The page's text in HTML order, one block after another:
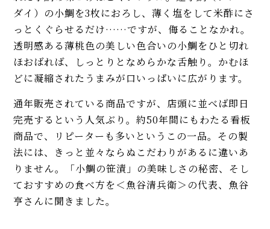
ダイ）の小鯛を3枚におろし、薄く塩をして米酢にさ
っとくぐらせるだけ……ですが、侮ることなかれ。
透明感ある薄桃色の美しい色合いの小鯛をひと切れ
ほおばれば、しっとりとなめらかな舌触り。かむほ
どに凝縮されたうまみが口いっぱいに広がります。
通年販売されている商品ですが、店頭に並べば即日
完売するという人気ぶり。約50年間にもわたる看板
商品で、リピーターも多いというこの一品。その製
法には、きっと並々ならぬこだわりがあるに違いあ
りません。「小鯛の笹漬」の美味しさの秘密、そし
ておすすめの食べ方を＜魚谷清兵衛＞の代表、魚谷
亨さんに聞きました。